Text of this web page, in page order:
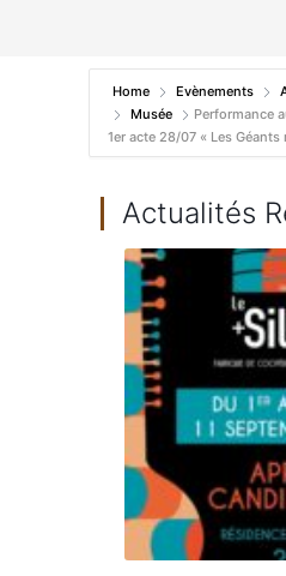
Home Evènements
Musée
Performance
1er acte 28/07 « Les
Actualités